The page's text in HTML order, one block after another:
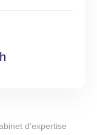
d'expertise